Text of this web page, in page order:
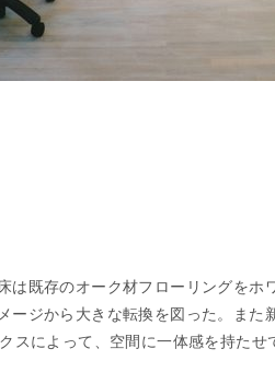
は既存のオーク材フローリングを
ージから大きな転換を図った。ま
によって、空間に一体感を持たせ